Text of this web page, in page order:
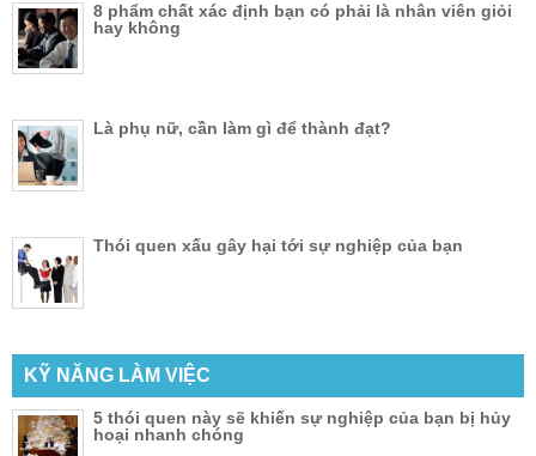
8 phẩm chất xác định bạn có phải là nhân viên giỏi
hay không
Là phụ nữ, cần làm gì để thành đạt?
Thói quen xấu gây hại tới sự nghiệp của bạn
KỸ NĂNG LÀM VIỆC
5 thói quen này sẽ khiến sự nghiệp của bạn bị hủy
hoại nhanh chóng